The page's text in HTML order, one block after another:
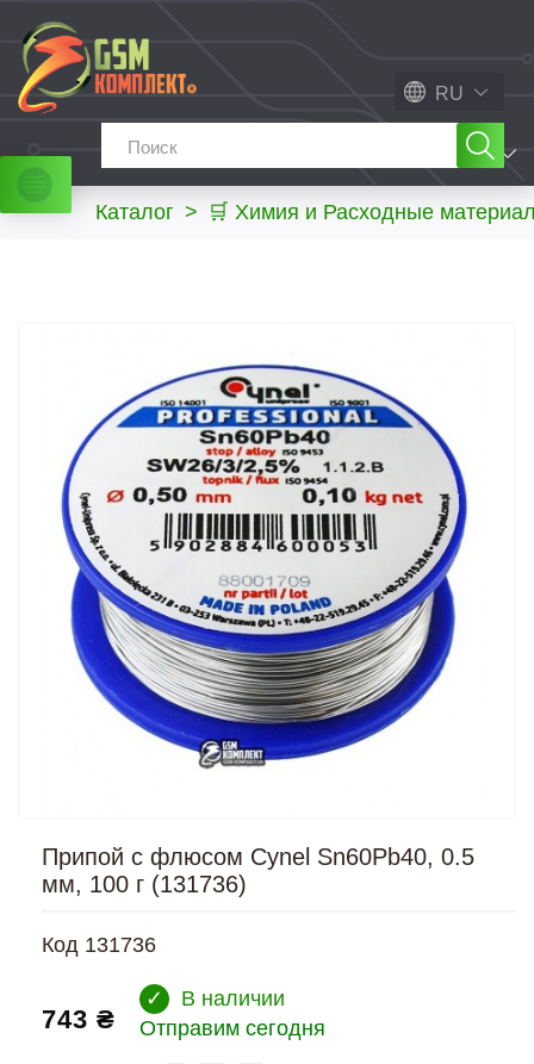
RU
МЕНЮ
Каталог > 🛒 Химия и Расходные
Припой с флюсом Cynel Sn60Pb40, 0.5
мм, 100 г (131736)
Код 131736
743 ₴
✓
В наличии
Отправим сегодня